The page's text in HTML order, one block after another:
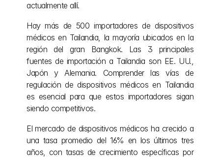
actualmente allí.
Hay más de 500 importadores de dispositivos
médicos en Tailandia, la mayoría ubicados en la
región del gran Bangkok. Las 3 principales
fuentes de importación a Tailandia son EE. UU.,
Japón y Alemania. Comprender las vías de
regulación de dispositivos médicos en Tailandia
es esencial para que estos importadores sigan
siendo competitivos.
El mercado de dispositivos médicos ha crecido a
una tasa promedio del 16% en los últimos tres
años, con tasas de crecimiento específicas por